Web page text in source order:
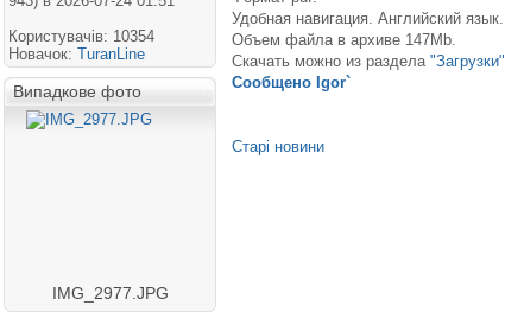
Користувачів: 10354
Новачок: TuranLine
Випадкове фото
IMG_2977.JPG
Удобная навигация. Английский язык.
Объем файла в архиве 147Mb.
Скачать можно из раздела "Загрузки"
Сообщено Igor`
Старі новини